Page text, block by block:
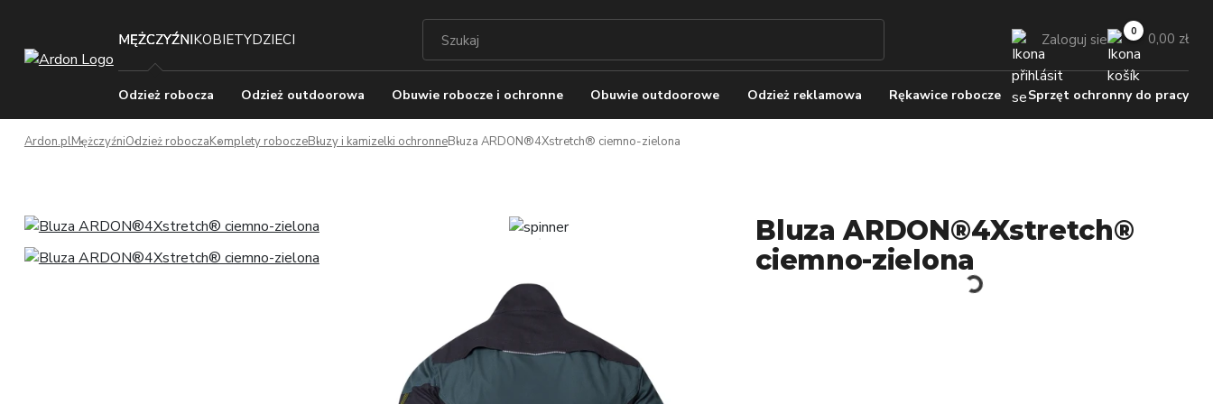
MĘŻCZYŹNIKOBIETYDZIECI Zaloguj sie 0,00 zł
Odzież robocza Odzież outdoorowa Obuwie robocze i ochronne Obuwie outdoorowe Odzież reklamowa Rękawice robocze Sprzęt ochronny do pracy
Ardon.plMężczyźniOdzież roboczaKomplety roboczeBluzy i kamizelki ochronneBluza ARDON®4Xstretch® ciemno-zielona
Bluza ARDON®4Xstretch®
ciemno-zielona